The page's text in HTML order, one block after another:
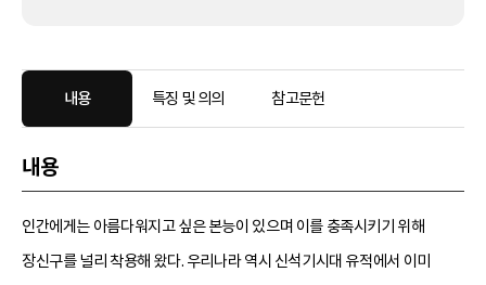
내용 특징 및 의의 참고문헌
내용
인간에게는 아름다워지고 싶은 본능이 있으며 이를 충족시키기 위해
장신구를 널리 착용해 왔다. 우리나라 역시 신석기시대 유적에서 이미